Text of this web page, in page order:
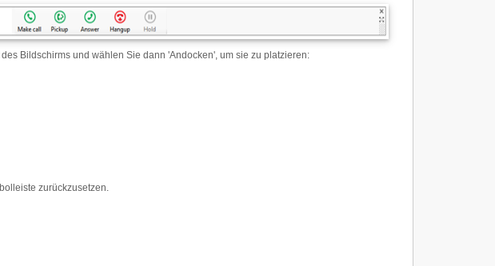
Bildschirms und wählen Sie dann 'Andocken', um sie zu platzieren:
zurückzusetzen.